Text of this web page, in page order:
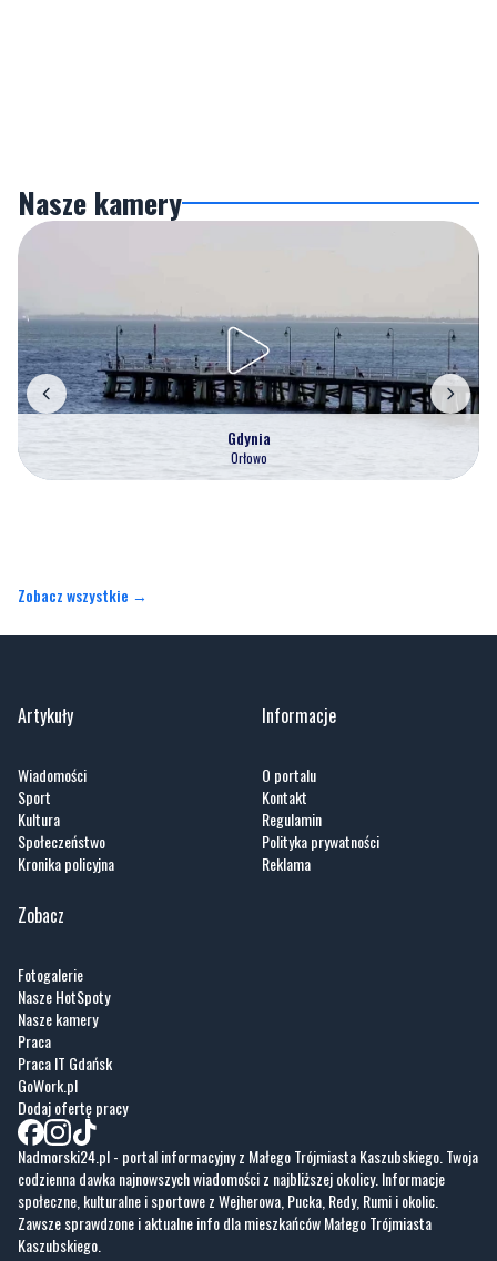
Nasze kamery
Gdynia
Orłowo
Zobacz wszystkie →
Artykuły
Wiadomości
Sport
Kultura
Społeczeństwo
Kronika policyjna
Informacje
O portalu
Kontakt
Regulamin
Polityka prywatności
Reklama
Zobacz
Fotogalerie
Nasze HotSpoty
Nasze kamery
Praca
Praca IT Gdańsk
GoWork.pl
Dodaj ofertę pracy
Nadmorski24.pl - portal informacyjny z Małego Trójmiasta Kaszubskiego. Twoja
codzienna dawka najnowszych wiadomości z najbliższej okolicy. Informacje
społeczne, kulturalne i sportowe z Wejherowa, Pucka, Redy, Rumi i okolic.
Zawsze sprawdzone i aktualne info dla mieszkańców Małego Trójmiasta
Kaszubskiego.